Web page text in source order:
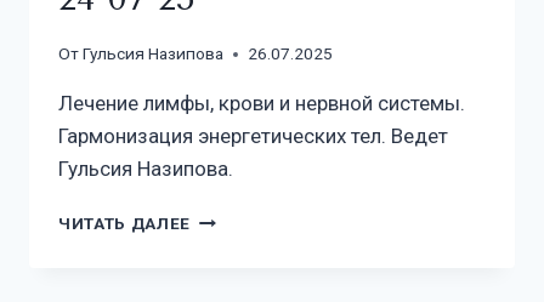
ОтГульсия Назипова 26.07.2025
Лечение лимфы, крови и нервной системы.
Гармонизация энергетических тел. Ведет
Гульсия Назипова.
ЧИТАТЬ ДАЛЕЕ